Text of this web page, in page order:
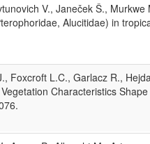
V., Janeček Š., Murkwe
Alucitidae) in
Foxcroft L.C., Garlacz R.,
Characteristics